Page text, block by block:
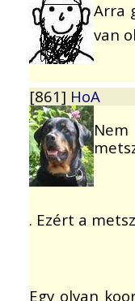
Arra
van
[861] HoA
. Ezért a
Egy olyan